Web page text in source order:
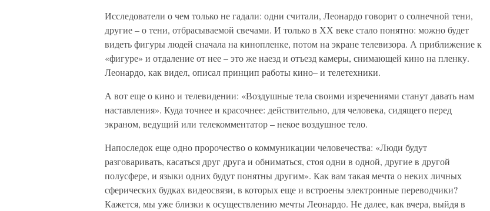
Исследователи о чем только не гадали: одни считали, Леонардо говорит о солнечной тени,
другие – о тени, отбрасываемой свечами. И только в ХХ веке стало понятно: можно будет
видеть фигуры людей сначала на кинопленке, потом на экране телевизора. А приближение к
«фигуре» и отдаление от нее – это же наезд и отъезд камеры, снимающей кино на пленку.
Леонардо, как видел, описал принцип работы кино– и телетехники.
А вот еще о кино и телевидении: «Воздушные тела своими изречениями станут давать нам
наставления». Куда точнее и красочнее: действительно, для человека, сидящего перед
экраном, ведущий или телекомментатор – некое воздушное тело.
Напоследок еще одно пророчество о коммуникации человечества: «Люди будут
разговаривать, касаться друг друга и обниматься, стоя одни в одной, другие в другой
полусфере, и языки одних будут понятны другим». Как вам такая мечта о неких личных
сферических будках видеосвязи, в которых еще и встроены электронные переводчики?
Кажется, мы уже близки к осуществлению мечты Леонардо. Не далее, как вчера, выйдя в